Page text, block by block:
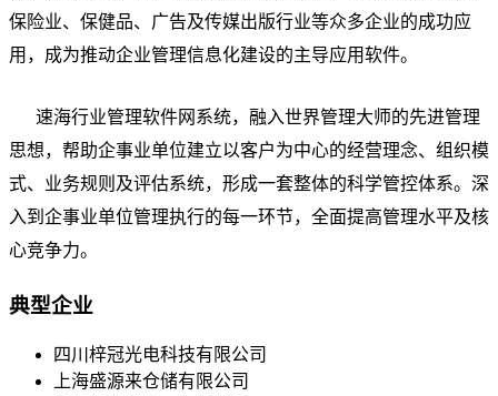
保险业、保健品、广告及传媒出版行业等众多企业的成功应
用，成为推动企业管理信息化建设的主导应用软件。
速海行业管理软件网系统，融入世界管理大师的先进管理
思想，帮助企事业单位建立以客户为中心的经营理念、组织模
式、业务规则及评估系统，形成一套整体的科学管控体系。深
入到企事业单位管理执行的每一环节，全面提高管理水平及核
心竞争力。
典型企业
四川梓冠光电科技有限公司
上海盛源来仓储有限公司